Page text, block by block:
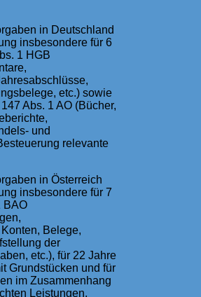
in Deutschland
insbesondere für 6
1 HGB
etc.) sowie
Abs. 1 AO (Bücher,
und
relevante
in Österreich
insbesondere für 7
BAO
Belege,
der
etc.), für 22 Jahre
Grundstücken und für
im Zusammenhang
Leistungen,